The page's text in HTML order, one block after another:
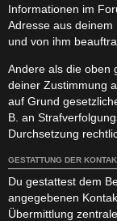
Informationen im
Adresse aus
und von ihm
Andere als die oben
deiner Zustimmung
auf Grund
B. an
Durchsetzung
GESTATTUNG DER
Du gestattest dem
angegebenen
Übermittlung